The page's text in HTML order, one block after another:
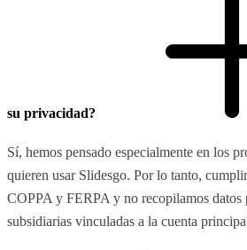
su privacidad?
Sí, hemos pensado especialmente en los
quieren usar Slidesgo. Por lo tanto,
COPPA y FERPA y no recopilamos datos
subsidiarias vinculadas a la cuenta